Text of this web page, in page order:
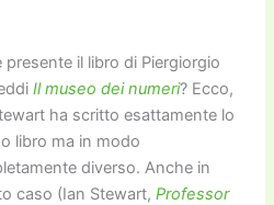
presente il libro di Piergiorgio
Il museo dei numeri? Ecco,
ha scritto esattamente lo
libro ma in modo
diverso. Anche in
caso (Ian Stewart,Professor